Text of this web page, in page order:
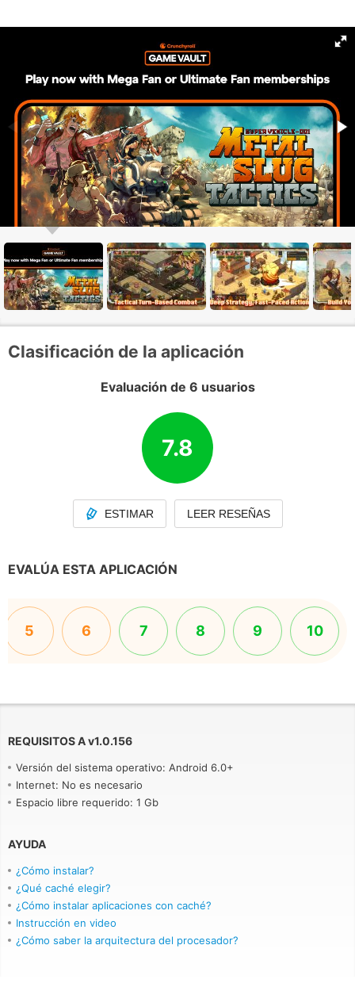
Clasificación de la aplicación
Evaluación de 6 usuarios
7.8
ESTIMAR LEER RESEÑAS
EVALÚA ESTA APLICACIÓN
5 6 7 8 9 10
REQUISITOS Av1.0.156
Versión del sistema operativo: Android 6.0+
Internet: No es necesario
Espacio libre requerido: 1 Gb
AYUDA
¿Cómo instalar?
¿Qué caché elegir?
¿Cómo instalar aplicaciones con caché?
Instrucción en video
¿Cómo saber la arquitectura del procesador?